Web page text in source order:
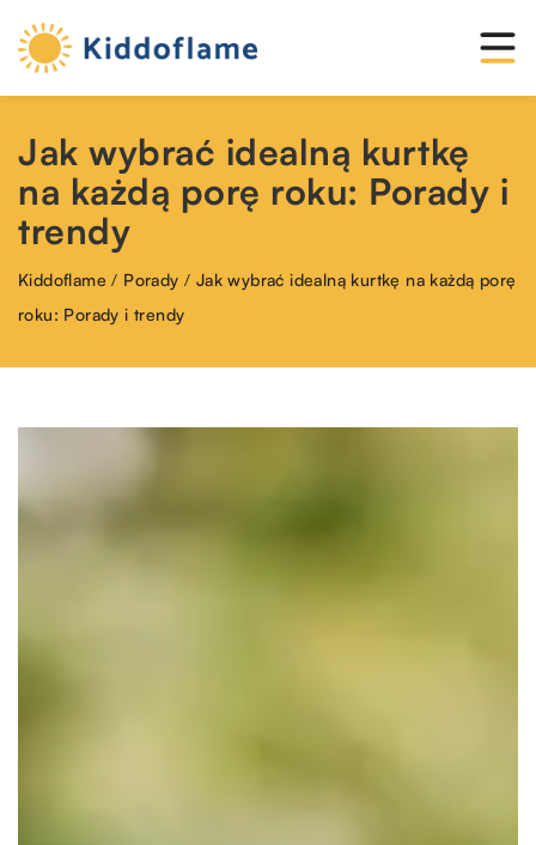
Jak wybrać idealną kurtkę
na każdą porę roku: Porady i
trendy
Kiddoflame / Porady / Jak wybrać idealną kurtkę na każdą porę
roku: Porady i trendy